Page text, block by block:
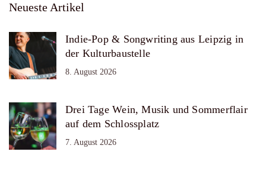
Neueste Artikel
Indie-Pop & Songwriting aus Leipzig in
der Kulturbaustelle
8. August 2026
Drei Tage Wein, Musik und Sommerflair
auf dem Schlossplatz
7. August 2026